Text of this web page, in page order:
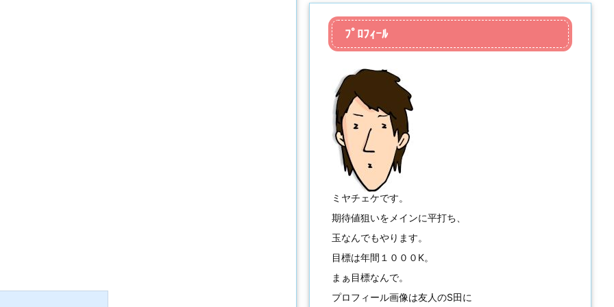
ﾌﾟﾛﾌｨｰﾙ
ミヤチェケです。
期待値狙いをメインに平打ち、
玉なんでもやります。
目標は年間１０００K。
まぁ目標なんで。
プロフィール画像は友人のS田に